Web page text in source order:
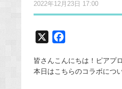
2022年12月23日 17:00
c
e
皆さんこんにちは！ピアプ
本日はこちらのコラボにつ